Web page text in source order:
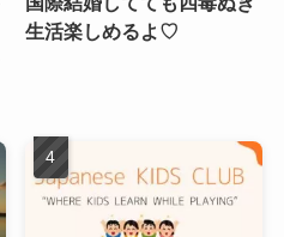
生活楽しめるよ♡